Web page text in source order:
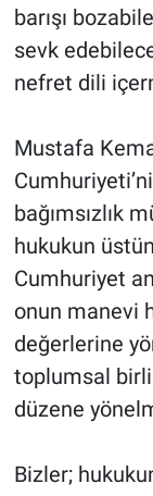
barışı
sevk
nefret dili
Mustafa
bağımsızlık
hukukun
Cumhuriyet
onun manevi
değerlerine
toplumsal
düzene
Bizler;